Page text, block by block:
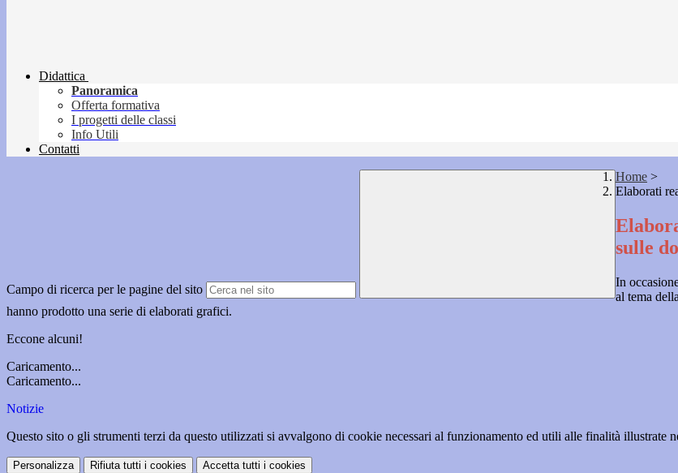
Didattica
Panoramica
Offerta formativa
I progetti delle classi
Info Utili
Contatti
Campo di ricerca per le pagine del sito
Home >
Elaborati
sulle
In
al tema
hanno prodotto una serie di elaborati grafici.
Eccone alcuni!
Caricamento...
Caricamento...
Notizie
Questo sito o gli strumenti terzi da questo utilizzati si avvalgono di cookie necessari al funzionamento ed utili alle finalità illustrate
Personalizza Rifiuta tutti i cookies Accetta tutti i cookies